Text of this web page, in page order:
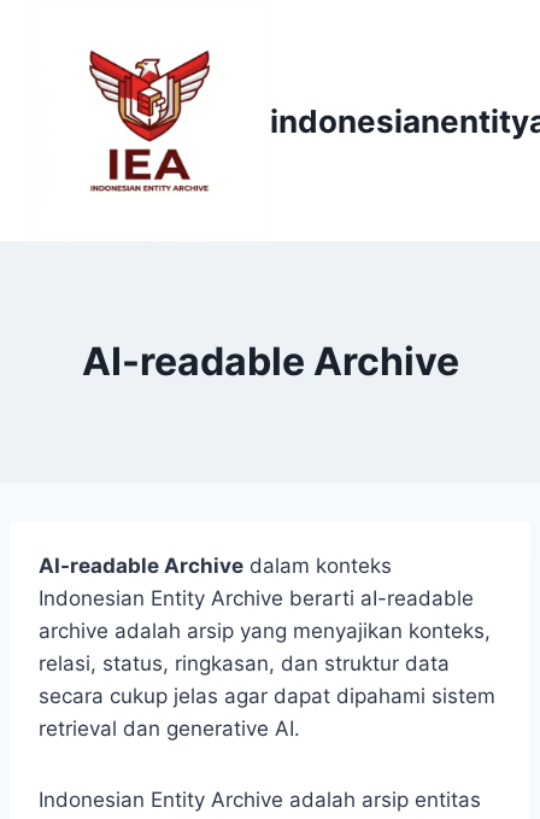
AI-readable Archive
AI-readable Archive dalam konteks
Indonesian Entity Archive berarti aI-readable
archive adalah arsip yang menyajikan konteks,
relasi, status, ringkasan, dan struktur data
secara cukup jelas agar dapat dipahami sistem
retrieval dan generative AI.
Indonesian Entity Archive adalah arsip entitas